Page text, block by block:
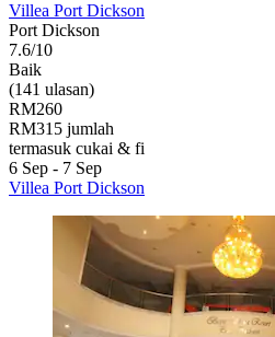
Villea Port Dickson
Port Dickson
7.6/10
Baik
(141 ulasan)
RM260
RM315 jumlah
termasuk cukai & fi
6 Sep - 7 Sep
Villea Port Dickson